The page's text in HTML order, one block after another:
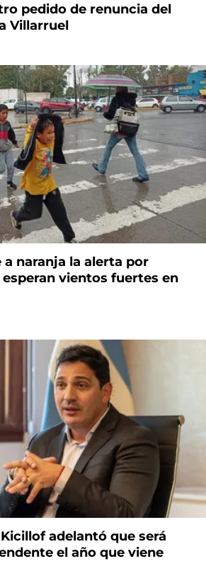
pedido de renuncia del
Villarruel
a naranja la alerta por
vientos fuertes en
adelantó que será
el año que viene